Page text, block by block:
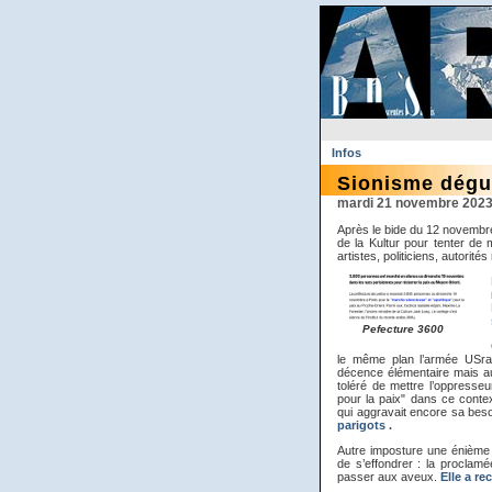
Infos
Sionisme
mardi 21 novembre
Après le bide du 12
de la Kultur pour tenter de
artistes, politiciens, autorités
Pefecture 3600
le même plan l’armée
décence élémentaire mais
toléré de mettre
pour la paix" dans ce
qui aggravait encore sa
parigots .
Autre imposture une
de s’effondrer : la
passer aux aveux. Elle a